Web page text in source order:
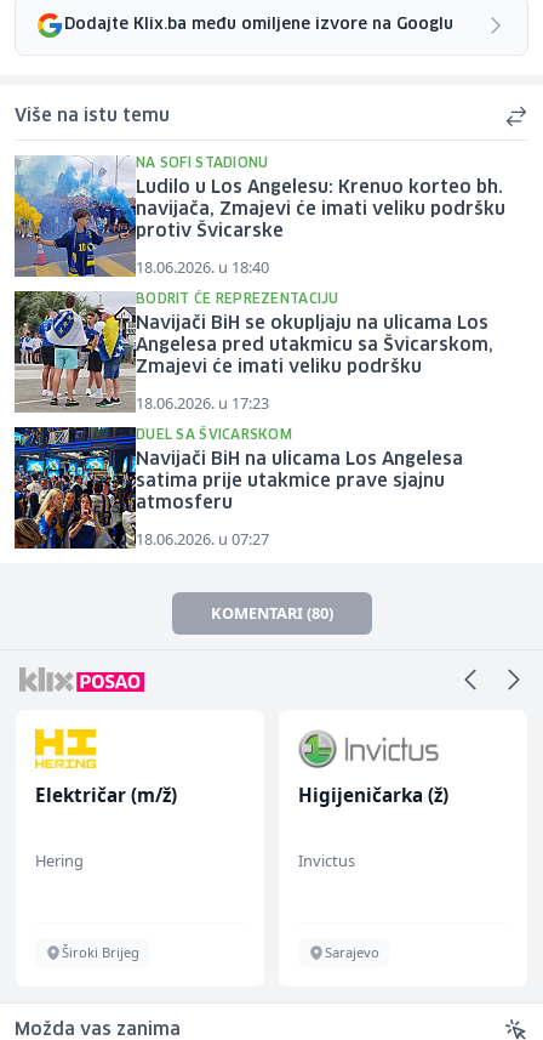
Dodajte Klix.ba među omiljene izvore na Googlu
Više na istu temu
NA SOFI STADIONU
Ludilo u Los Angelesu: Krenuo korteo bh.
navijača, Zmajevi će imati veliku podršku
protiv Švicarske
18.06.2026. u 18:40
BODRIT ĆE REPREZENTACIJU
Navijači BiH se okupljaju na ulicama Los
Angelesa pred utakmicu sa Švicarskom,
Zmajevi će imati veliku podršku
18.06.2026. u 17:23
DUEL SA ŠVICARSKOM
Navijači BiH na ulicama Los Angelesa
satima prije utakmice prave sjajnu
atmosferu
18.06.2026. u 07:27
KOMENTARI (80)
Električar (m/ž)
Hering
Široki Brijeg
Higijeničarka (ž)
Invictus
Sarajevo
Možda vas zanima